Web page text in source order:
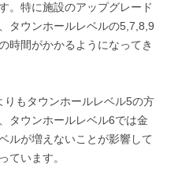
。特に施設のアップグレード
タウンホールレベルの5,7,8,9
時間がかかるようになってき
もタウンホールレベル5の方
タウンホールレベル6では金
ルが増えないことが影響して
ています。